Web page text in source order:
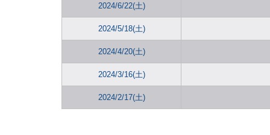
2024/6/22(土)
2024/5/18(土)
2024/4/20(土)
2024/3/16(土)
2024/2/17(土)